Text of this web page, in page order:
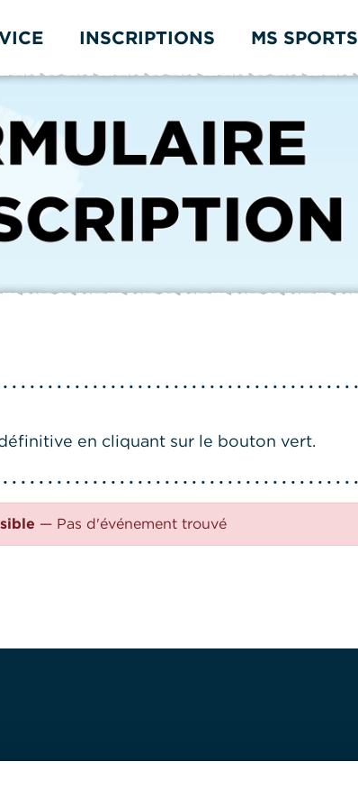
INSCRIPTIONS MS SPORTS
en cliquant sur le bouton vert.
— Pas d'événement trouvé